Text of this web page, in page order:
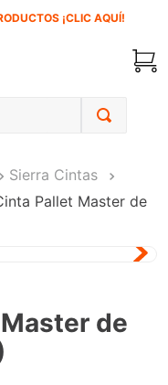
¡CLIC AQUÍ!
Sierra Cintas
Pallet Master de
de